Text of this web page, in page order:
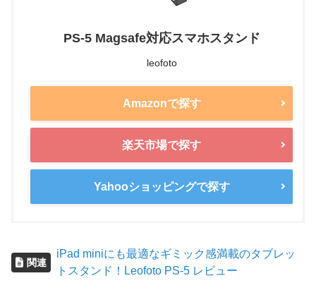
PS-5 Magsafe対応スマホスタンド
leofoto
Amazonで探す
楽天市場で探す
Yahooショッピングで探す
関連
iPad miniにも最適なギミック感満載のタブレッ
トスタンド！Leofoto PS-5 レビュー